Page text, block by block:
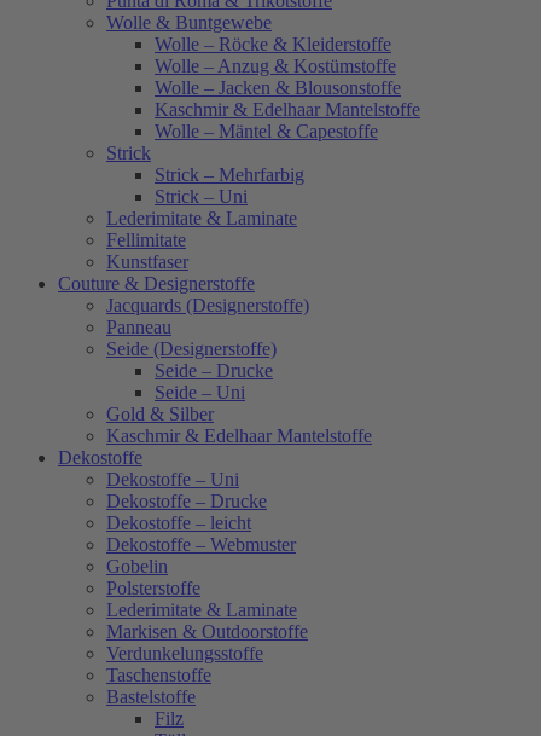
Wolle & Buntgewebe
Wolle – Röcke & Kleiderstoffe
Wolle – Anzug & Kostümstoffe
Wolle – Jacken & Blousonstoffe
Kaschmir & Edelhaar Mantelstoffe
Wolle – Mäntel & Capestoffe
Strick
Strick – Mehrfarbig
Strick – Uni
Lederimitate & Laminate
Fellimitate
Kunstfaser
Couture & Designerstoffe
Jacquards (Designerstoffe)
Panneau
Seide (Designerstoffe)
Seide – Drucke
Seide – Uni
Gold & Silber
Kaschmir & Edelhaar Mantelstoffe
Dekostoffe
Dekostoffe – Uni
Dekostoffe – Drucke
Dekostoffe – leicht
Dekostoffe – Webmuster
Gobelin
Polsterstoffe
Lederimitate & Laminate
Markisen & Outdoorstoffe
Verdunkelungsstoffe
Taschenstoffe
Bastelstoffe
Filz